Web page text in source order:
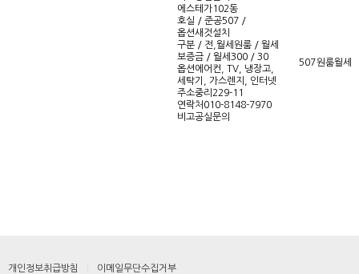
에스테가102동
호실 / 준공507 /
옵션새것설치
구분 / 전,월세원룸 / 월세
보증금 / 월세 300 / 30
옵션에어컨, TV, 냉장고,
세탁기, 가스렌지, 인터넷
주소중리229-11
연락처 010-8148-7970
비고공실문의
507원룸월세
개인정보취급방침 이메일무단수집거부